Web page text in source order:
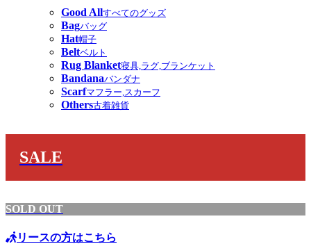
Good Allすべてのグッズ
Bagバッグ
Hat帽子
Beltベルト
Rug Blanket寝具,ラグ,ブランケット
Bandanaバンダナ
Scarfマフラー,スカーフ
Others古着雑貨
SALE
SOLD OUT
リースの方はこちら